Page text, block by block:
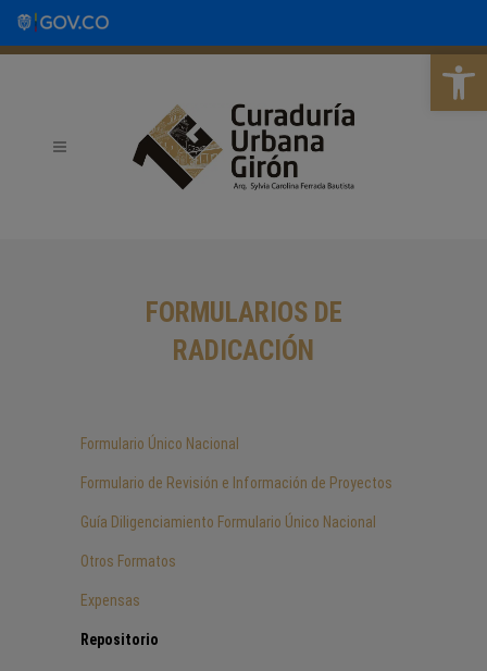
Abrir
FORMULARIOS DE
RADICACIÓN
Formulario Único Nacional
Formulario de Revisión e Información de Proyectos
Guía Diligenciamiento Formulario Único Nacional
Otros Formatos
Expensas
Repositorio